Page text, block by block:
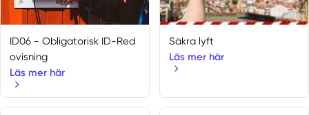
ID06 - Obligatorisk ID-Red
ovisning
Läs mer här
Säkra lyft
Läs mer här